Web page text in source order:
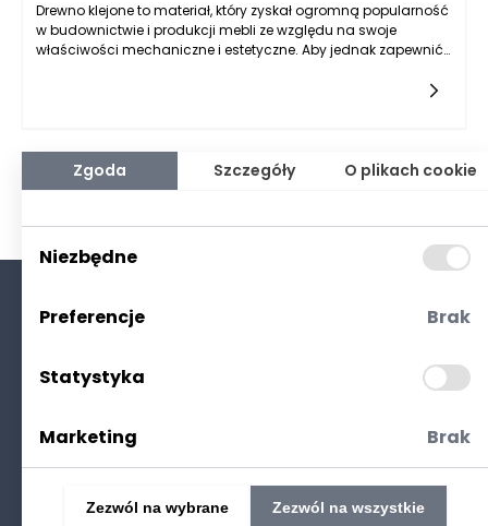
Drewno klejone to materiał, który zyskał ogromną popularność
w budownictwie i produkcji mebli ze względu na swoje
właściwości mechaniczne i estetyczne. Aby jednak zapewnić
jest szczegółowa kontrola jego parametrów. Metody badań
zwłaszcza w przypadku elementów konstrukcyjnych. Dzięki
tym metodom producent drewna klejonego może zapewnić,
że jego produkty spełniają wszelkie normy i wymagania.
można wymienić ultradźwięki, metodę rezystywności,
termografię oraz badania akustyczne.
Polityka prywatności
Zgoda Szczegóły O plikach cookie
Niezbędne
Preferencje Brak
Statystyka
Marketing Brak
Zezwól na wybrane Zezwól na wszystkie